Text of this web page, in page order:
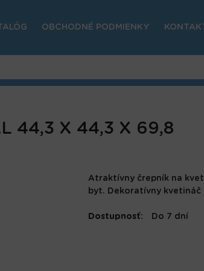
OBCHODNÉ PODMIENKY
44,3 X 44,3 X 69,8
Atraktívny črepník na
byt. Dekoratívny kvetináč
Dostupnosť: Do 7 dní